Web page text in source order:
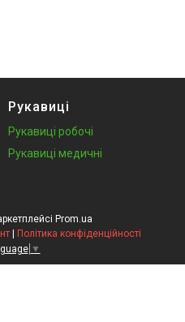
Рукавиці
Рукавиці робочі
Рукавиці медичні
Prom.ua
Політика конфіденційності
▼